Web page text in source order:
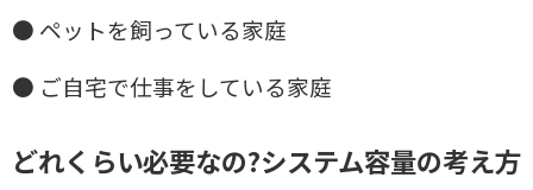
● ペットを飼っている家庭
● ご自宅で仕事をしている家庭
どれくらい必要なの?システム容量の考え方